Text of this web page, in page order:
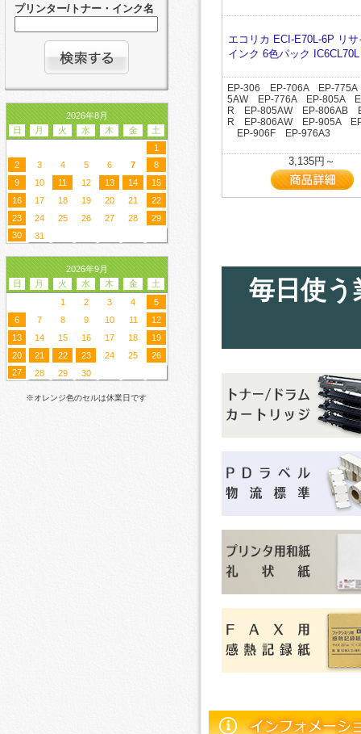
プリンター/トナー・インク名
2026年8月
日
月 火 水 木 金
土
1
2
3 4 5 6 7
8
9
10 11 12 13 14
15
16
17 18 19 20 21
22
23
24 25 26 27 28
29
30
31
2026年9月
日
月 火 水 木 金
土
1
2 3 4
5
6
7 8 9 10 11
12
13
14 15 16 17 18
19
20
21 22 23 24 25
26
27
28 29 30
※オレンジ色のセルは休業日です
エコリカ ECI-E70L-6P リサ
インク 6色パック
EP-306 EP-706A EP-
5AW EP-776A EP-805A
R EP-805AW EP-806AB
R EP-806AW EP-905A
EP-906F EP-976A3
3,135円～
毎日使う